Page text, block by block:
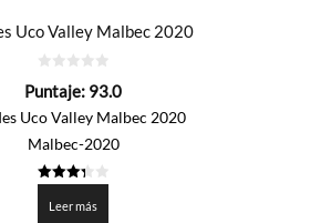
Uco Valley Malbec 2020
de
Puntaje: 93.0
Uco Valley Malbec 2020
Malbec-2020
de 5
Leer más